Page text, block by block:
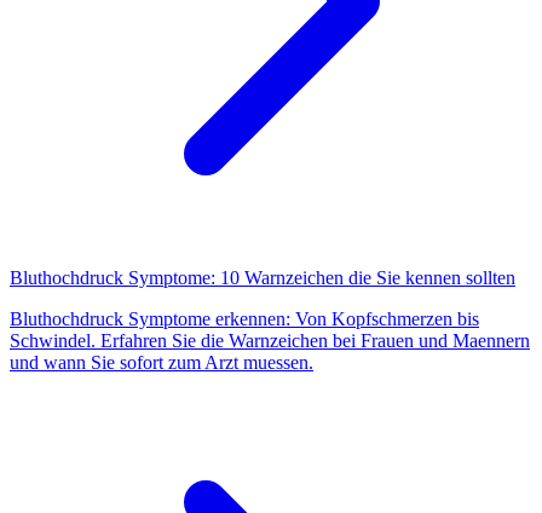
Bluthochdruck Symptome: 10 Warnzeichen die Sie kennen sollten
Bluthochdruck Symptome erkennen: Von Kopfschmerzen bis
Schwindel. Erfahren Sie die Warnzeichen bei Frauen und Maennern
und wann Sie sofort zum Arzt muessen.